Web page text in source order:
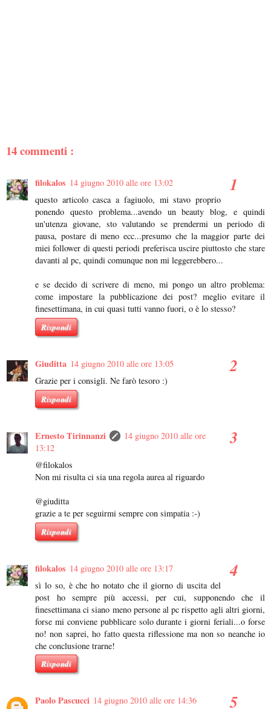
14 commenti :
filokalos 14 giugno 2010 alle ore 13:02
questo articolo casca a fagiuolo, mi stavo proprio
ponendo questo problema...avendo un beauty blog, e quindi
un'utenza giovane, sto valutando se prendermi un periodo di
pausa, postare di meno ecc...presumo che la maggior parte dei
miei follower di questi periodi preferisca uscire piuttosto che stare
davanti al pc, quindi comunque non mi leggerebbero...
e se decido di scrivere di meno, mi pongo un altro problema:
come impostare la pubblicazione dei post? meglio evitare il
finesettimana, in cui quasi tutti vanno fuori, o è lo stesso?
Rispondi
Giuditta 14 giugno 2010 alle ore 13:05
Grazie per i consigli. Ne farò tesoro :)
Rispondi
Ernesto Tirinnanzi
14 giugno 2010 alle ore
13:12
@filokalos
Non mi risulta ci sia una regola aurea al riguardo
@giuditta
grazie a te per seguirmi sempre con simpatia :-)
Rispondi
filokalos 14 giugno 2010 alle ore 13:17
sì lo so, è che ho notato che il giorno di uscita del
post ho sempre più accessi, per cui, supponendo che il
finesettimana ci siano meno persone al pc rispetto agli altri giorni,
forse mi conviene pubblicare solo durante i giorni feriali...o forse
no! non saprei, ho fatto questa riflessione ma non so neanche io
che conclusione trarne!
Rispondi
Paolo Pascucci 14 giugno 2010 alle ore 14:36